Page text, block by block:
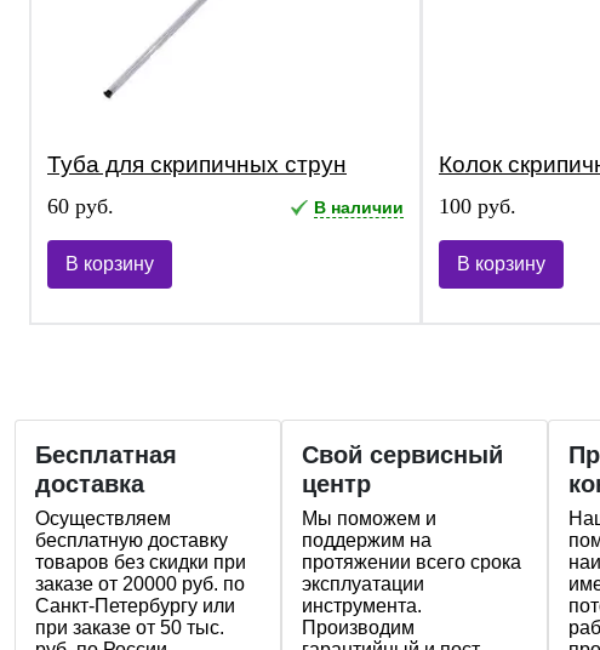
Туба для скрипичных струн
60 руб. В наличии
В корзину
Колок
100 руб.
В корзину
Бесплатная
доставка
Осуществляем
бесплатную доставку
товаров без скидки при
заказе от 20000 руб. по
Санкт-Петербургу или
при заказе от 50 тыс.
Свой сервисный
центр
Мы поможем и
поддержим на
протяжении всего срока
эксплуатации
инструмента.
Производим